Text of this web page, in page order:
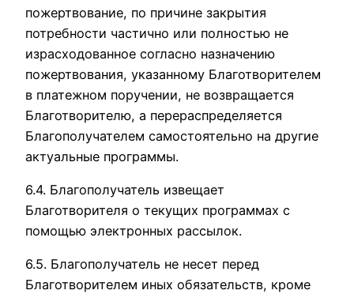
пожертвование, по причине закрытия
потребности частично или полностью не
израсходованное согласно назначению
пожертвования, указанному Благотворителем
в платежном поручении, не возвращается
Благотворителю, а перераспределяется
Благополучателем самостоятельно на другие
актуальные программы.
6.4. Благополучатель извещает
Благотворителя о текущих программах с
помощью электронных рассылок.
6.5. Благополучатель не несет перед
Благотворителем иных обязательств, кроме